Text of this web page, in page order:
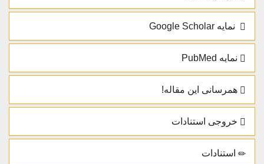
نمایه Google Scholar
نمایه PubMed
همرسانی این مقاله!
خروجی استنادات
استنادات